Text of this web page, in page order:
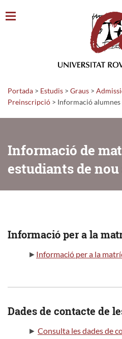
Portada > Estudis > Graus >
Preinscripció > Informació alumnes
Informació de
estudiants de nou
Informació per a la
► Informació per a la
Dades de contacte de
► Consulta les dades de